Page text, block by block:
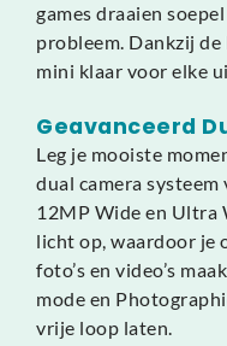
games draaien
probleem. Dankzij
mini klaar voor elke
Geavanceerd
Leg je mooiste
dual camera
12MP Wide en Ultra
licht op, waardoor je
foto’s en video’s
mode en
vrije loop laten.